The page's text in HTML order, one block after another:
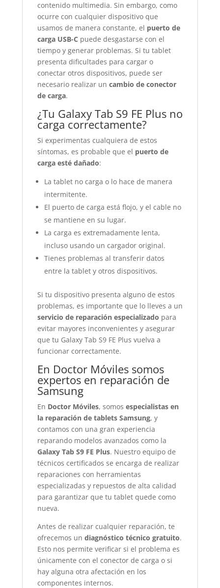
contenido multimedia. Sin embargo, como
ocurre con cualquier dispositivo que
usamos de manera constante, el puerto de
carga USB-C puede desgastarse con el
tiempo y generar problemas. Si tu tablet
presenta dificultades para cargar o
conectar otros dispositivos, puede ser
necesario realizar un cambio de conector
de carga.
¿Tu Galaxy Tab S9 FE Plus no
carga correctamente?
Si experimentas cualquiera de estos
síntomas, es probable que el puerto de
carga esté dañado:
La tablet no carga o lo hace de manera
intermitente.
El puerto de carga está flojo, y el cable no
se mantiene en su lugar.
La carga es extremadamente lenta,
incluso usando un cargador original.
Tienes problemas al transferir datos
entre la tablet y otros dispositivos.
Si tu dispositivo presenta alguno de estos
problemas, es importante que lo lleves a un
servicio de reparación especializado para
evitar mayores inconvenientes y asegurar
que tu Galaxy Tab S9 FE Plus vuelva a
funcionar correctamente.
En Doctor Móviles somos
expertos en reparación de
Samsung
En Doctor Móviles, somos especialistas en
la reparación de tablets Samsung, y
contamos con una gran experiencia
reparando modelos avanzados como la
Galaxy Tab S9 FE Plus. Nuestro equipo de
técnicos certificados se encarga de realizar
reparaciones con herramientas
especializadas y repuestos de alta calidad
para garantizar que tu tablet quede como
nueva.
Antes de realizar cualquier reparación, te
ofrecemos un diagnóstico técnico gratuito.
Esto nos permite verificar si el problema es
únicamente con el conector de carga o si
hay alguna otra afectación en los
componentes internos.